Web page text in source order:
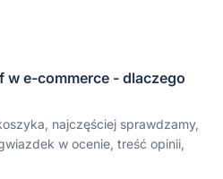
w e-commerce - dlaczego
najczęściej sprawdzamy,
w ocenie, treść opinii,